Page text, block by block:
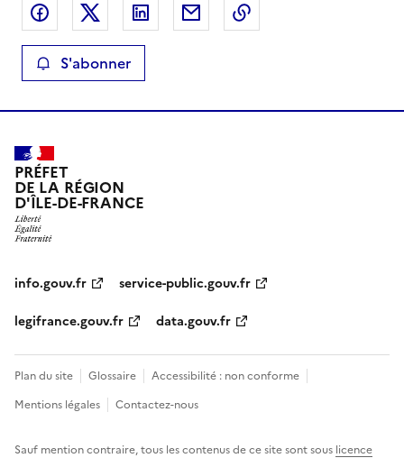
Partager sur Facebook
Partager sur XPartager sur LinkedIn
Partager par email
S'abonner
PRÉFET
DE LA RÉGION
D'ÎLE-DE-FRANCE
info.gouv.fr
service-public.gouv.fr
legifrance.gouv.fr
data.gouv.fr
Plan du site Glossaire
Accessibilité : non conforme
Mentions légales
Contactez-nous
Sauf mention contraire, tous les contenus de ce site sont sous licence